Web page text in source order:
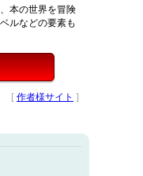
本の世界を冒険
ルなどの要素も
[ 作者様サイト ]